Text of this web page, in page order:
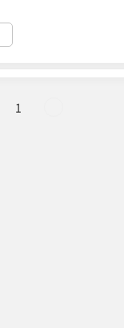
으로 확대되고 있습니
한 출근 시간대에 결제 속
1